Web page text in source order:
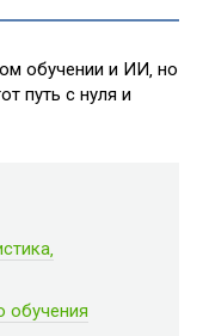
обучении и ИИ‚ но
путь с нуля и
обучения